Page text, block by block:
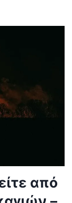
από